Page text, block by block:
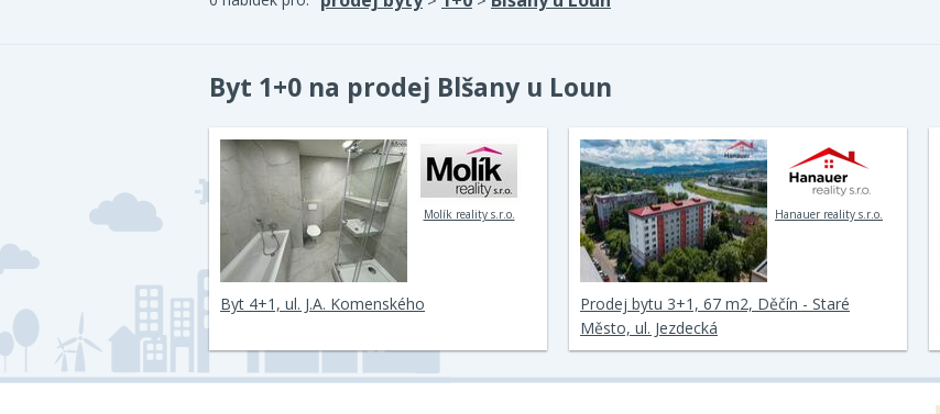
Byt 1+0 na prodej Blšany u Loun
Molík reality s.r.o.
Byt 4+1, ul. J.A. Komenského
Hanauer reality s.r.o.
Prodej bytu 3+1, 67 m2, Děčín - Staré
Město, ul. Jezdecká